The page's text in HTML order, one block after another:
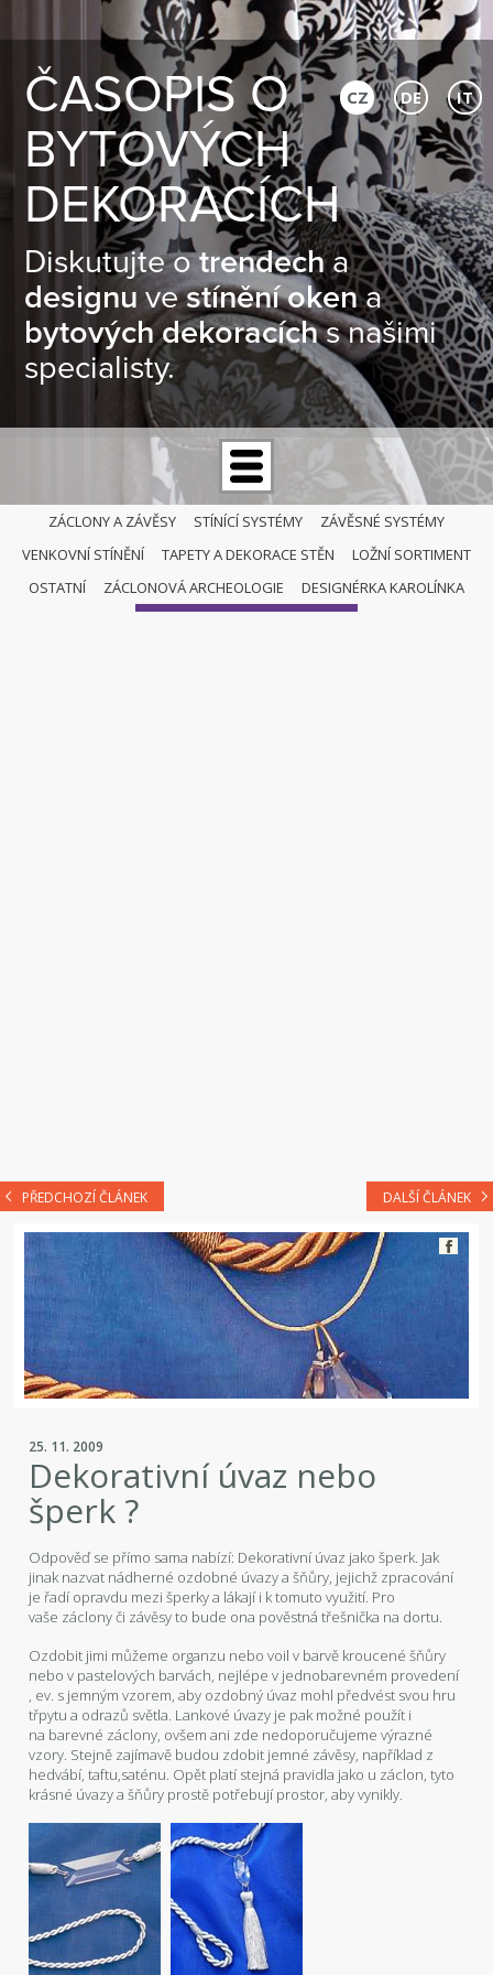
ČASOPIS O
BYTOVÝCH
DEKORACÍCH
Diskutujte otrendecha
designuvestínění okena
bytových dekoracíchs našimi
specialisty.
CZ DE IT
ZÁCLONY A ZÁVĚSY STÍNÍCÍ SYSTÉMY
ZÁVĚSNÉ SYSTÉMY
VENKOVNÍ STÍNĚNÍ
TAPETY A DEKORACE STĚN
LOŽNÍ SORTIMENT
OSTATNÍ
ZÁCLONOVÁ ARCHEOLOGIE DESIGNÉRKA KAROLÍNKA
OSTATNÍ
PŘEDCHOZÍ ČLÁNEK DALŠÍ ČLÁNEK
25. 11. 2009
Dekorativní úvaz nebo
šperk ?
Odpověď se přímo sama nabízí: Dekorativní úvaz jako šperk. Jak
jinak nazvat nádherné ozdobné úvazy a šňůry, jejichž zpracování
je řadí opravdu mezi šperky a lákají i k tomuto využití. Pro
vaše záclony či závěsy to bude ona pověstná třešnička na dortu.
Ozdobit jimi můžeme organzu nebo voil v barvě kroucené šňůry
nebo v pastelových barvách, nejlépe v jednobarevném provedení
, ev. s jemným vzorem, aby ozdobný úvaz mohl předvést svou hru
třpytu a odrazů světla. Lankové úvazy je pak možné použít i
na barevné záclony, ovšem ani zde nedoporučujeme výrazné
vzory. Stejně zajímavě budou zdobit jemné závěsy, například z
hedvábí, taftu,saténu. Opět platí stejná pravidla jako u záclon, tyto
krásné úvazy a šňůry prostě potřebují prostor, aby vynikly.